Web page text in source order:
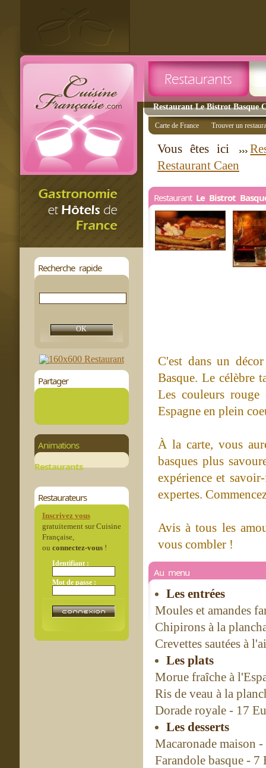
Restaurant Le Bistrot Basque
Recherche rapide
Partager
Animations
Restaurants
Restaurateurs
Inscrivez vous
gratuitement sur Cuisine
Française,
ou connectez-vous!
Identifiant :
Mot de passe :
Carte de France Trouver un
Vous êtes ici
Restaurant Caen
Restaurant Le Bistrot
C'est dans un
Basque. Le célèbre
Les couleurs rouge
Espagne en plein
À la carte, vous
basques plus
expérience et
expertes.
Avis à tous les
vous combler !
Au menu
Les entrées
Moules et amandes
Chipirons à la
Crevettes sautées à
Les plats
Morue fraîche à
Ris de veau à la
Dorade royale - 17
Les desserts
Macaronade maison
Farandole basque - 7